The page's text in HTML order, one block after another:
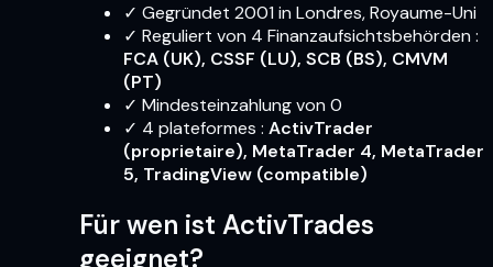
✓ Gegründet 2001 in Londres, Royaume-Uni
✓ Reguliert von 4 Finanzaufsichtsbehörden :
FCA (UK), CSSF (LU), SCB (BS), CMVM
(PT)
✓ Mindesteinzahlung von 0
✓ 4 plateformes : ActivTrader
(proprietaire), MetaTrader 4, MetaTrader
5, TradingView (compatible)
Für wen ist ActivTrades
geeignet?